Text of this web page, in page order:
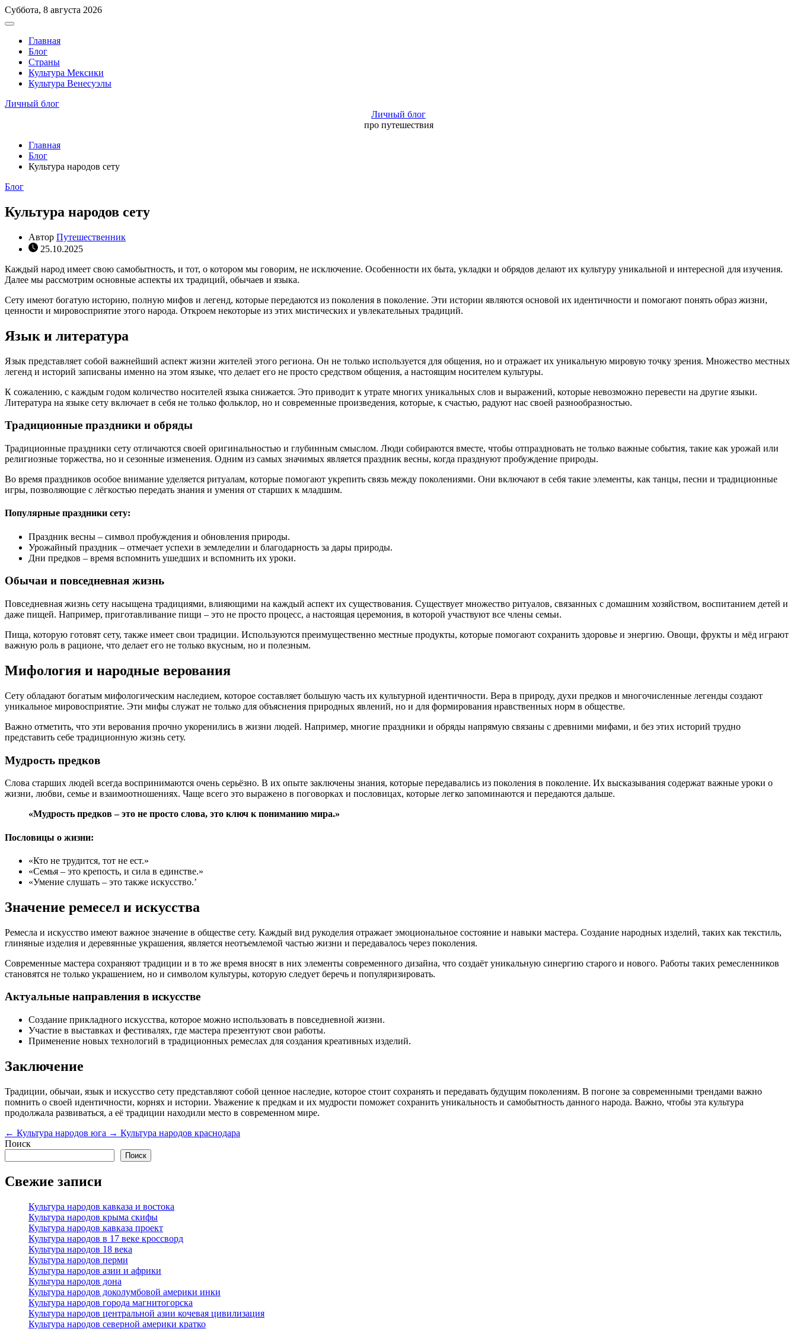
Перейти
к
Суббота, 8 августа 2026
Вне
холстаГлавная
Блог
Страны
Культура Мексики
Культура Венесуэлы
Личный блог
Личный блог
про путешествия
Главная
Блог
Культура народов сету
Рубрики
Блог
Культура народов сету
Автор Путешественник
25.10.2025
Каждый народ имеет свою самобытность, и тот, о котором мы говорим, не исключение. Особенности их быта, укладки и обрядов делают их культуру уникальной и интересной для изучения.
Далее мы рассмотрим основные аспекты их традиций, обычаев и языка.
Сету имеют богатую историю, полную мифов и легенд, которые передаются из поколения в поколение. Эти истории являются основой их идентичности и помогают понять образ жизни,
ценности и мировосприятие этого народа. Откроем некоторые из этих мистических и увлекательных традиций.
Язык и литература
Язык представляет собой важнейший аспект жизни жителей этого региона. Он не только используется для общения, но и отражает их уникальную мировую точку зрения. Множество местных
легенд и историй записваны именно на этом языке, что делает его не просто средством общения, а настоящим носителем культуры.
К сожалению, с каждым годом количество носителей языка снижается. Это приводит к утрате многих уникальных слов и выражений, которые невозможно перевести на другие языки.
Литература на языке сету включает в себя не только фольклор, но и современные произведения, которые, к счастью, радуют нас своей разнообразностью.
Традиционные праздники и обряды
Традиционные праздники сету отличаются своей оригинальностью и глубинным смыслом. Люди собираются вместе, чтобы отпраздновать не только важные события, такие как урожай или
религиозные торжества, но и сезонные изменения. Одним из самых значимых является праздник весны, когда празднуют пробуждение природы.
Во время праздников особое внимание уделяется ритуалам, которые помогают укрепить связь между поколениями. Они включают в себя такие элементы, как танцы, песни и традиционные
игры, позволяющие с лёгкостью передать знания и умения от старших к младшим.
Популярные праздники сету:
Праздник весны – символ пробуждения и обновления природы.
Урожайный праздник – отмечает успехи в земледелии и благодарность за дары природы.
Дни предков – время вспомнить ушедших и вспомнить их уроки.
Обычаи и повседневная жизнь
Повседневная жизнь сету насыщена традициями, влияющими на каждый аспект их существования. Существует множество ритуалов, связанных с домашним хозяйством, воспитанием детей и
даже пищей. Например, приготавливание пищи – это не просто процесс, а настоящая церемония, в которой участвуют все члены семьи.
Пища, которую готовят сету, также имеет свои традиции. Используются преимущественно местные продукты, которые помогают сохранить здоровье и энергию. Овощи, фрукты и мёд играют
важную роль в рационе, что делает его не только вкусным, но и полезным.
Мифология и народные верования
Сету обладают богатым мифологическим наследием, которое составляет большую часть их культурной идентичности. Вера в природу, духи предков и многочисленные легенды создают
уникальное мировосприятие. Эти мифы служат не только для объяснения природных явлений, но и для формирования нравственных норм в обществе.
Важно отметить, что эти верования прочно укоренились в жизни людей. Например, многие праздники и обряды напрямую связаны с древними мифами, и без этих историй трудно
представить себе традиционную жизнь сету.
Мудрость предков
Слова старших людей всегда воспринимаются очень серьёзно. В их опыте заключены знания, которые передавались из поколения в поколение. Их высказывания содержат важные уроки о
жизни, любви, семье и взаимоотношениях. Чаще всего это выражено в поговорках и пословицах, которые легко запоминаются и передаются дальше.
«Мудрость предков – это не просто слова, это ключ к пониманию мира.»
Пословицы о жизни:
«Кто не трудится, тот не ест.»
«Семья – это крепость, и сила в единстве.»
«Умение слушать – это также искусство.’
Значение ремесел и искусства
Ремесла и искусство имеют важное значение в обществе сету. Каждый вид рукоделия отражает эмоциональное состояние и навыки мастера. Создание народных изделий, таких как текстиль,
глиняные изделия и деревянные украшения, является неотъемлемой частью жизни и передавалось через поколения.
Современные мастера сохраняют традиции и в то же время вносят в них элементы современного дизайна, что создаёт уникальную синергию старого и нового. Работы таких ремесленников
становятся не только украшением, но и символом культуры, которую следует беречь и популяризировать.
Актуальные направления в искусстве
Создание прикладного искусства, которое можно использовать в повседневной жизни.
Участие в выставках и фестивалях, где мастера презентуют свои работы.
Применение новых технологий в традиционных ремеслах для создания креативных изделий.
Заключение
Традиции, обычаи, язык и искусство сету представляют собой ценное наследие, которое стоит сохранять и передавать будущим поколениям. В погоне за современными трендами важно
помнить о своей идентичности, корнях и истории. Уважение к предкам и их мудрости поможет сохранить уникальность и самобытность данного народа. Важно, чтобы эта культура
продолжала развиваться, а её традиции находили место в современном мире.
← Культура народов юга → Культура народов краснодара
Поиск
Поиск
Свежие записи
Культура народов кавказа и востока
Культура народов крыма скифы
Культура народов кавказа проект
Культура народов в 17 веке кроссворд
Культура народов 18 века
Культура народов перми
Культура народов азии и африки
Культура народов дона
Культура народов доколумбовой америки инки
Культура народов города магнитогорска
Культура народов центральной азии кочевая цивилизация
Культура народов северной америки кратко